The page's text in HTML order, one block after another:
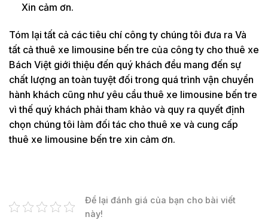
Xin cảm ơn.
Tóm lại tất cả các tiêu chí công ty chúng tôi đưa ra Và
tất cả thuê xe limousine bến tre của công ty cho thuê xe
Bách Việt giới thiệu đến quý khách đều mang đến sự
chất lượng an toàn tuyệt đối trong quá trình vận chuyển
hành khách cũng như yêu cầu thuê xe limousine bến tre
vì thế quý khách phải tham khảo và quy ra quyết định
chọn chúng tôi làm đối tác cho thuê xe và cung cấp
thuê xe limousine bến tre xin cảm ơn.
Để lại đánh giá của bạn cho bài viết
này!